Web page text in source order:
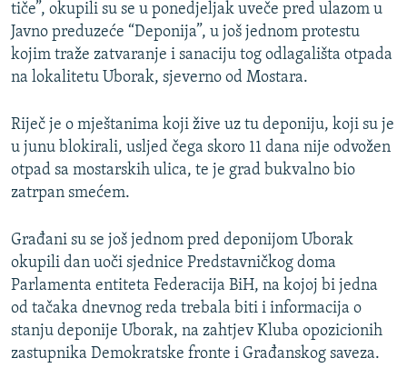
POST SCRIPTUM
MOJA EVROPA
TRI DECENIJE OD RATA U BIH
SVE KARTE DEJTONA
NASTANAK I RASPAD JUGOSLAVIJE
tiče”, okupili su se u ponedjeljak uveče pred ulazom u
Javno preduzeće “Deponija”, u još jednom protestu
kojim traže zatvaranje i sanaciju tog odlagališta otpada
na lokalitetu Uborak, sjeverno od Mostara.
Riječ je o mještanima koji žive uz tu deponiju, koji su je
u junu blokirali, usljed čega skoro 11 dana nije odvožen
otpad sa mostarskih ulica, te je grad bukvalno bio
zatrpan smećem.
Građani su se još jednom pred deponijom Uborak
okupili dan uoči sjednice Predstavničkog doma
Parlamenta entiteta Federacija BiH, na kojoj bi jedna
od tačaka dnevnog reda trebala biti i informacija o
stanju deponije Uborak, na zahtjev Kluba opozicionih
zastupnika Demokratske fronte i Građanskog saveza.